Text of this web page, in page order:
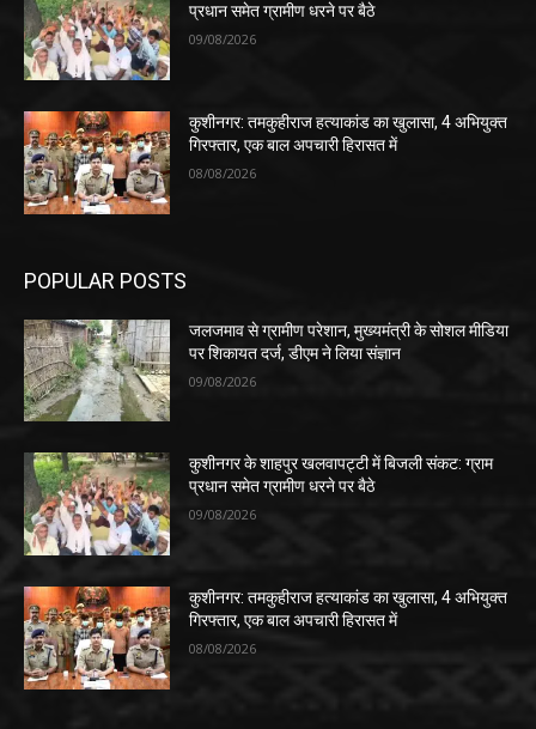
प्रधान समेत ग्रामीण धरने पर बैठे
09/08/2026
कुशीनगर: तमकुहीराज हत्याकांड का खुलासा, 4 अभियुक्त
गिरफ्तार, एक बाल अपचारी हिरासत में
08/08/2026
POPULAR POSTS
जलजमाव से ग्रामीण परेशान, मुख्यमंत्री के सोशल मीडिया
पर शिकायत दर्ज, डीएम ने लिया संज्ञान
09/08/2026
कुशीनगर के शाहपुर खलवापट्टी में बिजली संकट: ग्राम
प्रधान समेत ग्रामीण धरने पर बैठे
09/08/2026
कुशीनगर: तमकुहीराज हत्याकांड का खुलासा, 4 अभियुक्त
गिरफ्तार, एक बाल अपचारी हिरासत में
08/08/2026